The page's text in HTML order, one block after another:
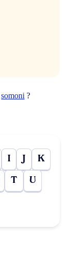
somoni ?
I J K
T U